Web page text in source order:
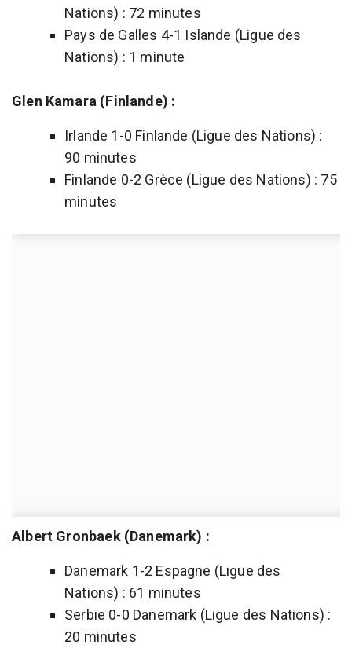
Nations) : 72 minutes
Pays de Galles 4-1 Islande (Ligue des
Nations) : 1 minute
Glen Kamara (Finlande) :
Irlande 1-0 Finlande (Ligue des Nations) :
90 minutes
Finlande 0-2 Grèce (Ligue des Nations) : 75
minutes
Albert Gronbaek (Danemark) :
Danemark 1-2 Espagne (Ligue des
Nations) : 61 minutes
Serbie 0-0 Danemark (Ligue des Nations) :
20 minutes